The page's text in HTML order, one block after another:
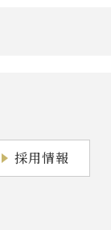
採用情報